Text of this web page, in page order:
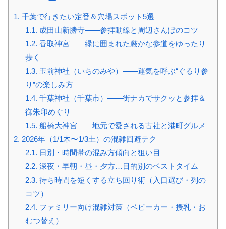
1. 千葉で行きたい定番＆穴場スポット5選
1.1. 成田山新勝寺――参拝動線と周辺さんぽのコツ
1.2. 香取神宮――緑に囲まれた厳かな参道をゆったり
歩く
1.3. 玉前神社（いちのみや）――運気を呼ぶ“ぐるり参
り”の楽しみ方
1.4. 千葉神社（千葉市）――街ナカでサクッと参拝＆
御朱印めぐり
1.5. 船橋大神宮――地元で愛される古社と港町グルメ
2. 2026年（1/1木〜1/3土）の混雑回避テク
2.1. 日別・時間帯の混み方傾向と狙い目
2.2. 深夜・早朝・昼・夕方…目的別のベストタイム
2.3. 待ち時間を短くする立ち回り術（入口選び・列の
コツ）
2.4. ファミリー向け混雑対策（ベビーカー・授乳・お
むつ替え）